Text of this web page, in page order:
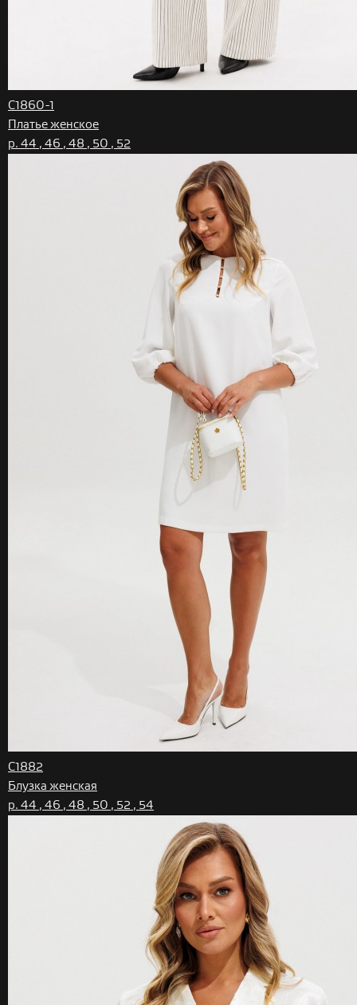
C1860-1
Платье женское
р. 44 , 46 , 48 , 50 , 52
C1882
Блузка женская
р. 44 , 46 , 48 , 50 , 52 , 54